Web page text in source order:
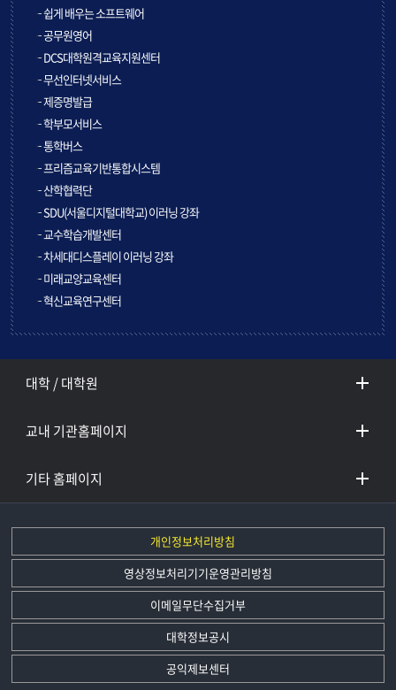
쉽게 배우는 소프트웨어
공무원영어
DCS대학원격교육지원센터
무선인터넷서비스
제증명발급
학부모서비스
통학버스
프리즘교육기반통합시스템
산학협력단
SDU(서울디지털대학교) 이러닝 강좌
교수학습개발센터
차세대디스플레이 이러닝 강좌
미래교양교육센터
혁신교육연구센터
대학 / 대학원
교내 기관홈페이지
기타 홈페이지
개인정보처리방침
영상정보처리기기운영관리방침
이메일무단수집거부
대학정보공시
공익제보센터